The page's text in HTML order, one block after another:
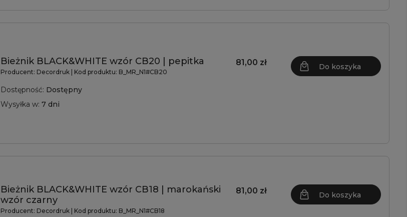
Bieżnik BLACK&WHITE wzór CB20 | pepitka
Producent: Decordruk | Kod produktu: B_MR_N1#CB20
Dostępność: Dostępny
Wysyłka w: 7 dni
81,00 zł Do koszyka
Bieżnik BLACK&WHITE wzór CB18 | marokański
wzór czarny
Producent: Decordruk | Kod produktu: B_MR_N1#CB18
81,00 zł Do koszyka